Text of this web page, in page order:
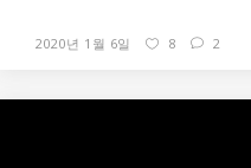
2020년 1월 6일 8 2